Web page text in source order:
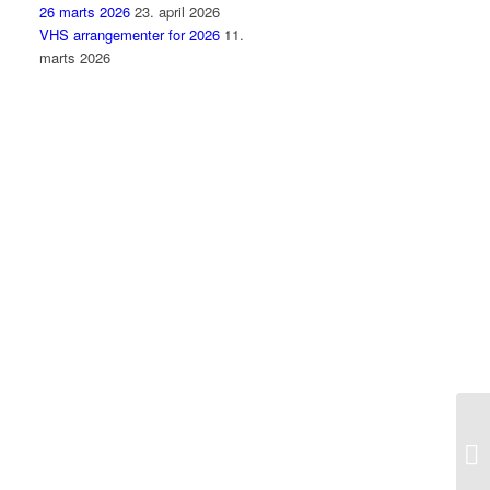
26 marts 2026 23. april 2026
VHS arrangementer for 2026 11.
marts 2026